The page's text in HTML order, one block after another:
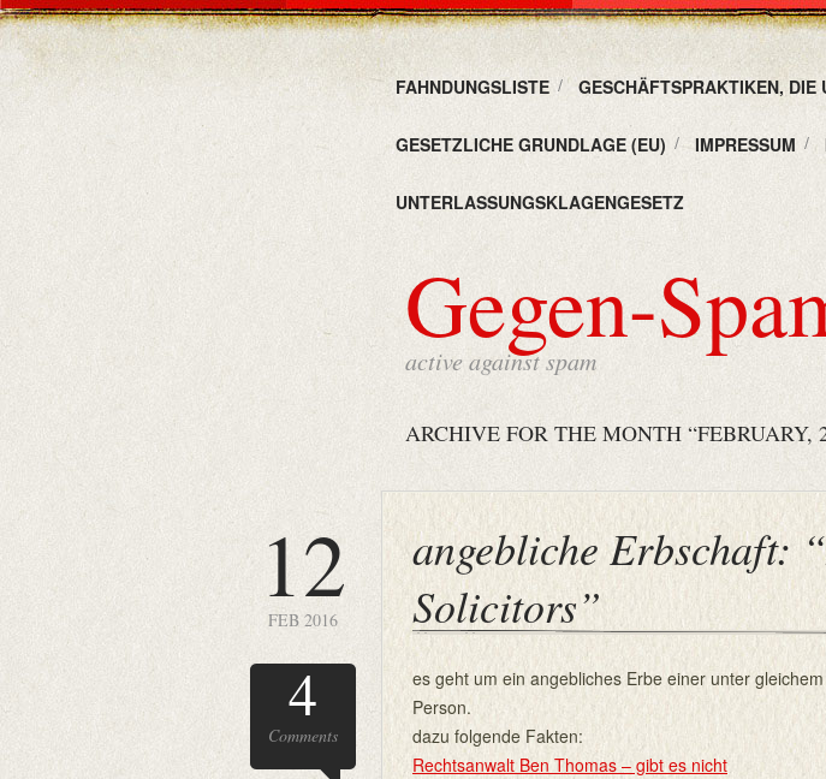
FAHNDUNGSLISTE GESCHÄFTSPRAKTIKEN,
GESETZLICHE GRUNDLAGE (EU) IMPRESSUM
UNTERLASSUNGSKLAGENGESETZ
Gegen-
active against spam
ARCHIVE FOR THE MONTH “FEBRUARY,
12
FEB 2016
4
Comments
angebliche Erbschaft:
Solicitors”
es geht um ein angebliches Erbe einer unter
Person.
dazu folgende Fakten:
Rechtsanwalt Ben Thomas – gibt es nicht